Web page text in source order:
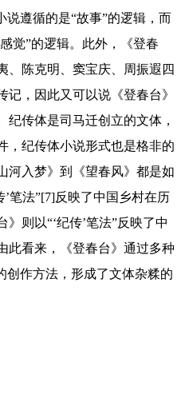
说遵循的是“故事”的逻辑，而
觉”的逻辑。此外，《登春
、陈克明、窦宝庆、周振遐四
记，因此又可以说《登春台》
纪传体是司马迁创立的文体，
，纪传体小说形式也是格非的
河入梦》到《望春风》都是如
笔法”[7]反映了中国乡村在历
则以“‘纪传’笔法”反映了中
此看来，《登春台》通过多种
创作方法，形成了文体杂糅的